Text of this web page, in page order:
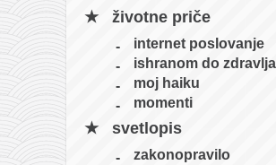
životne priče
internet poslovanje
ishranom do zdravlja
moj haiku
momenti
svetlopis
zakonopravilo